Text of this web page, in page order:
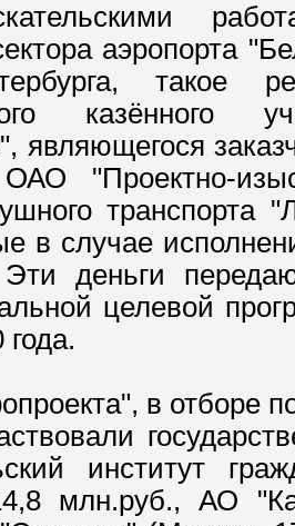
аэропорта
такое
казённого
являющегося
"Проектно-
транспорта
в случае
Эти деньги
целевой
в отборе
институт
млн.руб., АО